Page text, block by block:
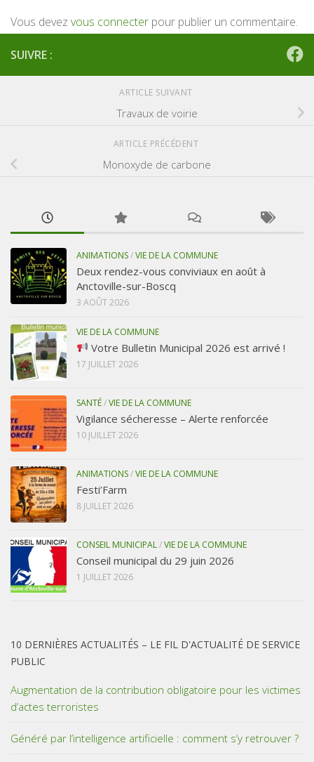
Vous devez vous connecter pour publier un commentaire.
SUIVRE :
ARTICLE SUIVANT
Travaux de voirie
ARTICLE PRÉCÉDENT
Monoxyde de carbone
ANIMATIONS/VIE DE LA COMMUNE
Deux rendez-vous conviviaux en août à
Anctoville-sur-Boscq
3 AOÛT 2026
VIE DE LA COMMUNE
Votre Bulletin Municipal 2026 est arrivé !
17 JUILLET 2026
SANTÉ/VIE DE LA COMMUNE
Vigilance sécheresse – Alerte renforcée
10 JUILLET 2026
ANIMATIONS/VIE DE LA COMMUNE
Festi’Farm
8 JUILLET 2026
CONSEIL MUNICIPAL/VIE DE LA COMMUNE
Conseil municipal du 29 juin 2026
1 JUILLET 2026
10 DERNIÈRES ACTUALITÉS – LE FIL D'ACTUALITÉ DE SERVICE
PUBLIC
Augmentation de la contribution obligatoire pour les victimes
d’actes terroristes
Généré par l’intelligence artificielle : comment s’y retrouver ?